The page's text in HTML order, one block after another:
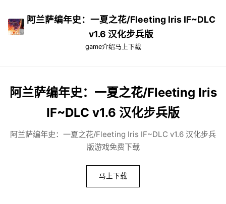
阿兰萨编年史：一夏之花/Fleeting Iris IF~DLC
v1.6 汉化步兵版
game介绍马上下载
阿兰萨编年史：一夏之花/Fleeting Iris
IF~DLC v1.6 汉化步兵版
阿兰萨编年史：一夏之花/Fleeting Iris IF~DLC v1.6 汉化步兵
版游戏免费下载
马上下载